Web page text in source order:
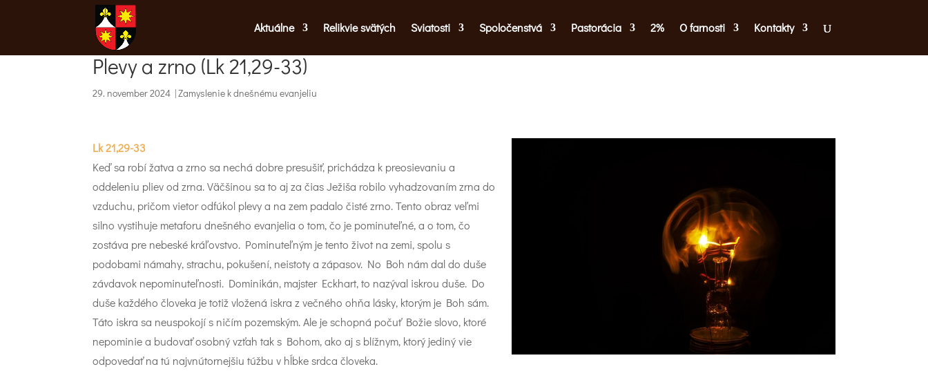
Aktuálne Relikvie svätých Sviatosti Spoločenstvá Pastorácia 2% O farnosti Kontakty
Plevy a zrno (Lk 21,29-33)
29. november 2024 |Zamyslenie k dnešnému evanjeliu
Lk 21,29-33
Keď sa robí žatva a zrno sa nechá dobre presušiť, prichádza k preosievaniu a
oddeleniu pliev od zrna. Väčšinou sa to aj za čias Ježiša robilo vyhadzovaním zrna do
vzduchu, pričom vietor odfúkol plevy a na zem padalo čisté zrno. Tento obraz veľmi
silno vystihuje metaforu dnešného evanjelia o tom, čo je pominuteľné, a o tom, čo
zostáva pre nebeské kráľovstvo. Pominuteľným je tento život na zemi, spolu s
podobami námahy, strachu, pokušení, neistoty a zápasov. No Boh nám dal do duše
závdavok nepominuteľnosti. Dominikán, majster Eckhart, to nazýval iskrou duše. Do
duše každého človeka je totiž vložená iskra z večného ohňa lásky, ktorým je Boh sám.
Táto iskra sa neuspokojí s ničím pozemským. Ale je schopná počuť Božie slovo, ktoré
nepominie a budovať osobný vzťah tak s Bohom, ako aj s blížnym, ktorý jediný vie
odpovedať na tú najvnútornejšiu túžbu v hĺbke srdca človeka.